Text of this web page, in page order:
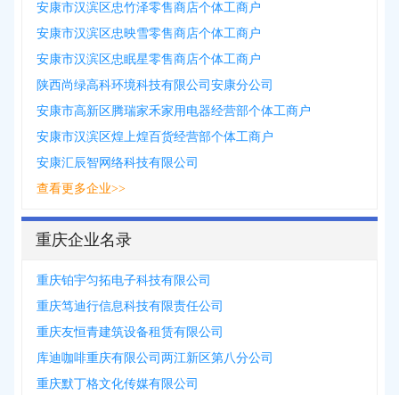
安康市汉滨区忠竹泽零售商店个体工商户
安康市汉滨区忠映雪零售商店个体工商户
安康市汉滨区忠眠星零售商店个体工商户
陕西尚绿高科环境科技有限公司安康分公司
安康市高新区腾瑞家禾家用电器经营部个体工商户
安康市汉滨区煌上煌百货经营部个体工商户
安康汇辰智网络科技有限公司
查看更多企业>>
重庆企业名录
重庆铂宇匀拓电子科技有限公司
重庆笃迪行信息科技有限责任公司
重庆友恒青建筑设备租赁有限公司
库迪咖啡重庆有限公司两江新区第八分公司
重庆默丁格文化传媒有限公司